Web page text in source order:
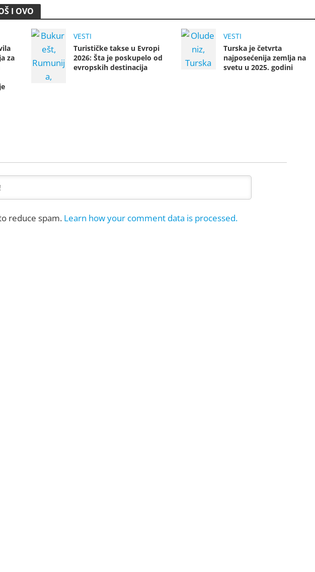
I OVO
za
VESTI
Turističke takse u Evropi
2026: Šta je poskupelo od
evropskih destinacija
VESTI
Turska je četvrta
najposećenija zemlja na
svetu u 2025. godini
reduce spam. Learn how your comment data is processed.